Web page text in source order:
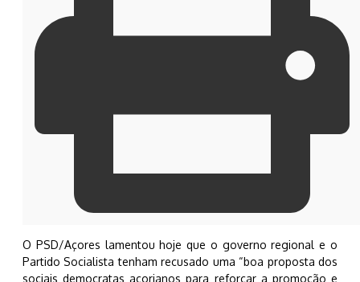
O PSD/Açores lamentou hoje que o governo regional e o
Partido Socialista tenham recusado uma “boa proposta dos
sociais democratas açorianos para reforçar a promoção e